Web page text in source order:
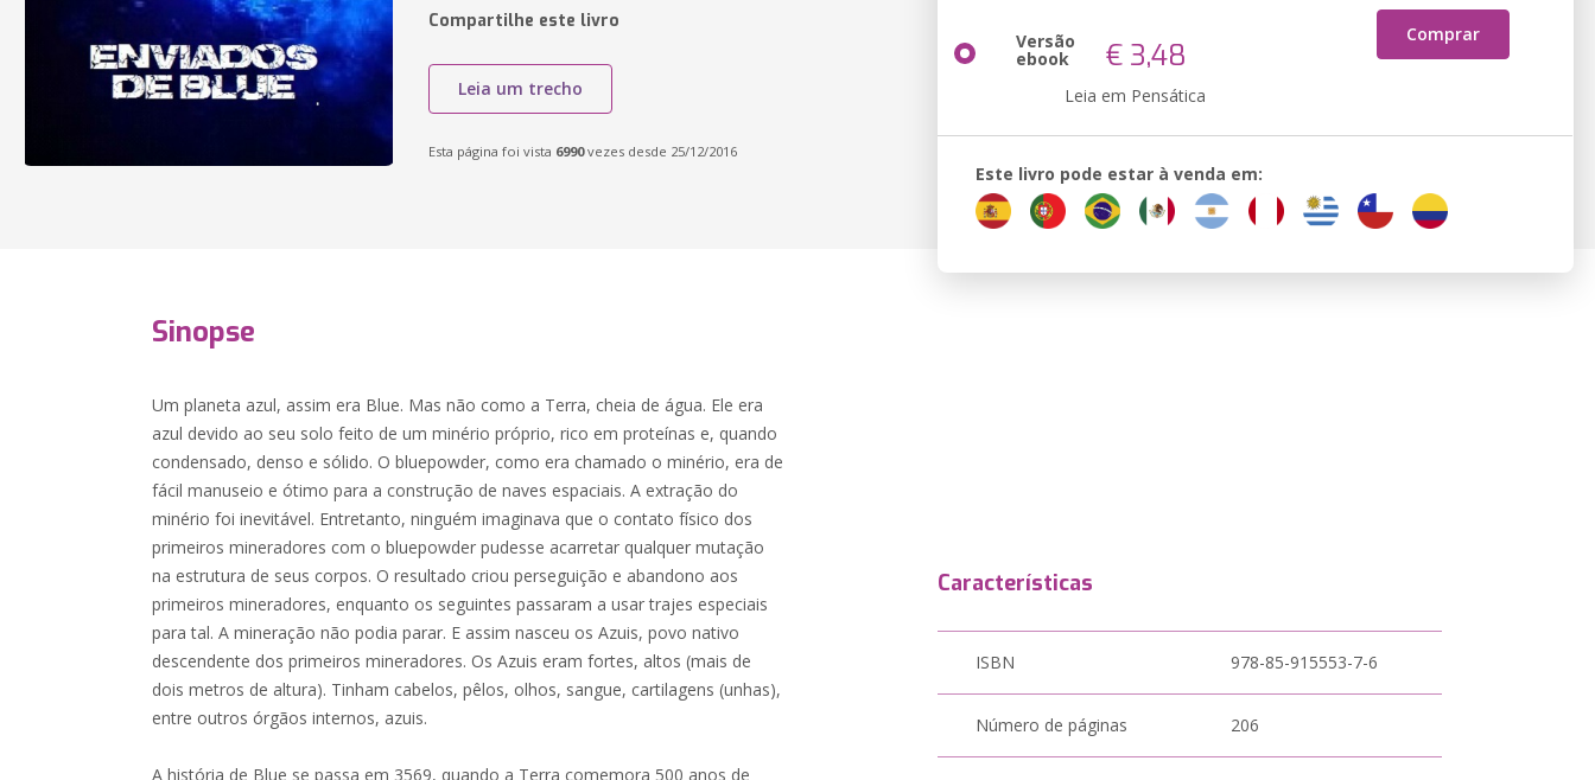
Compartilhe este livro
Leia um trecho
Esta página foi vista 6990vezes desde 25/12/2016
Comprar
Versão
ebook € 3,48
Leia em Pensática
Este livro pode estar à venda em:
Sinopse
Um planeta azul, assim era Blue. Mas não como a Terra, cheia de água. Ele era
azul devido ao seu solo feito de um minério próprio, rico em proteínas e, quando
condensado, denso e sólido. O bluepowder, como era chamado o minério, era de
fácil manuseio e ótimo para a construção de naves espaciais. A extração do
minério foi inevitável. Entretanto, ninguém imaginava que o contato físico dos
primeiros mineradores com o bluepowder pudesse acarretar qualquer mutação
na estrutura de seus corpos. O resultado criou perseguição e abandono aos
primeiros mineradores, enquanto os seguintes passaram a usar trajes especiais
para tal. A mineração não podia parar. E assim nasceu os Azuis, povo nativo
descendente dos primeiros mineradores. Os Azuis eram fortes, altos (mais de
dois metros de altura). Tinham cabelos, pêlos, olhos, sangue, cartilagens (unhas),
entre outros órgãos internos, azuis.
A história de Blue se passa em 3569, quando a Terra comemora 500 anos de
Características
ISBN 978-85-915553-7-6
Número de páginas 206